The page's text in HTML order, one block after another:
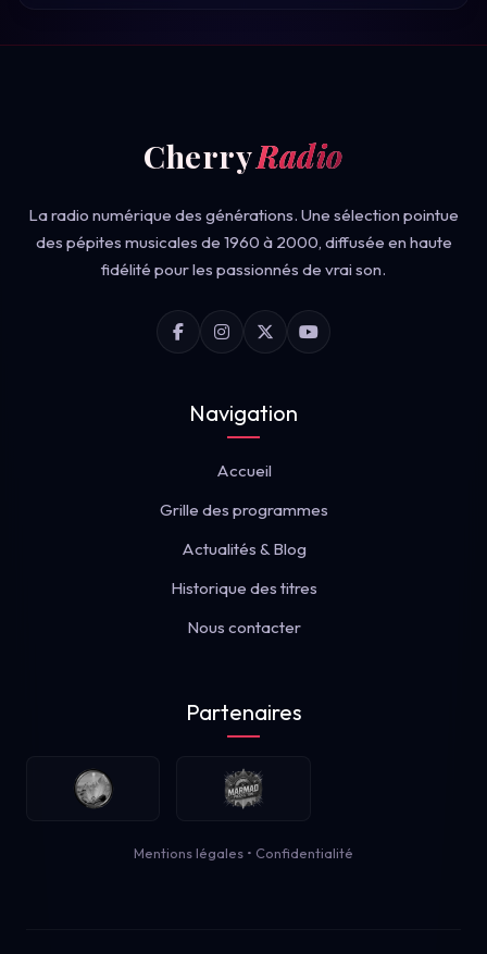
CherryRadio
La radio numérique des générations. Une sélection pointue
des pépites musicales de 1960 à 2000, diffusée en haute
fidélité pour les passionnés de vrai son.
Navigation
Accueil
Grille des programmes
Actualités & Blog
Historique des titres
Nous contacter
Partenaires
Mentions légales • Confidentialité